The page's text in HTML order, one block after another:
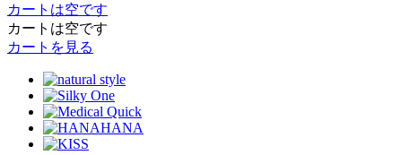
カートは空です
カートは空です
カートを見る